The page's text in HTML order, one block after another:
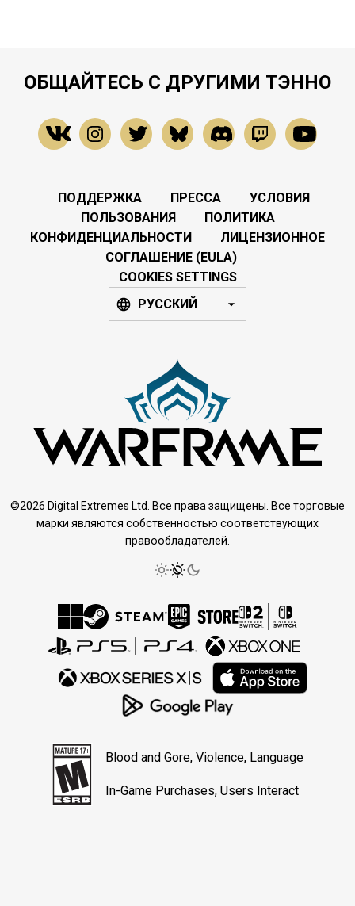
ОБЩАЙТЕСЬ С ДРУГИМИ ТЭННО
ПОДДЕРЖКА ПРЕССА
УСЛОВИЯ
ПОЛЬЗОВАНИЯ
ПОЛИТИКА
КОНФИДЕНЦИАЛЬНОСТИ
ЛИЦЕНЗИОННОЕ
СОГЛАШЕНИЕ (EULA)
COOKIES SETTINGS
РУССКИЙ
©2026 Digital Extremes Ltd. Все права защищены. Все торговые
марки являются собственностью соответствующих
правообладателей.
Blood and Gore, Violence, Language
In-Game Purchases, Users Interact